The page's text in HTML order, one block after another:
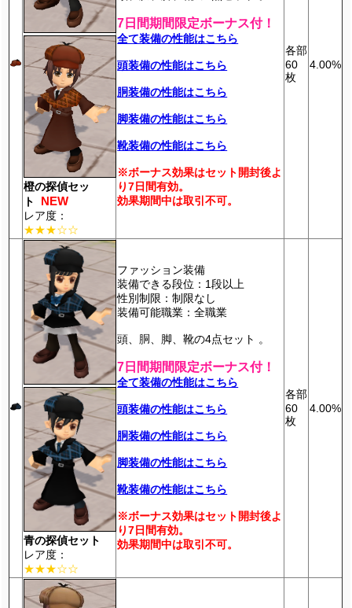
橙の探偵セッ
ト
NEW
レア度：
★★★☆☆
7日間期間限定ボーナス付！
全て装備の性能はこちら
頭装備の性能はこちら
胴装備の性能はこちら
脚装備の性能はこちら
靴装備の性能はこちら
※ボーナス効果はセット開封後よ
り7日間有効。
効果期間中は取引不可。
各部
60
枚
4.00%
青の探偵セット
レア度：
★★★☆☆
ファッション装備
装備できる段位：1段以上
性別制限：制限なし
装備可能職業：全職業
頭、胴、脚、靴の4点セット 。
7日間期間限定ボーナス付！
全て装備の性能はこちら
頭装備の性能はこちら
胴装備の性能はこちら
脚装備の性能はこちら
靴装備の性能はこちら
※ボーナス効果はセット開封後よ
り7日間有効。
効果期間中は取引不可。
各部
60
枚
4.00%